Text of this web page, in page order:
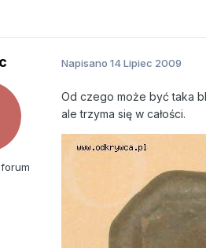
Napisano14 Lipiec 2009
Od czego może być taka
ale trzyma się w całości.